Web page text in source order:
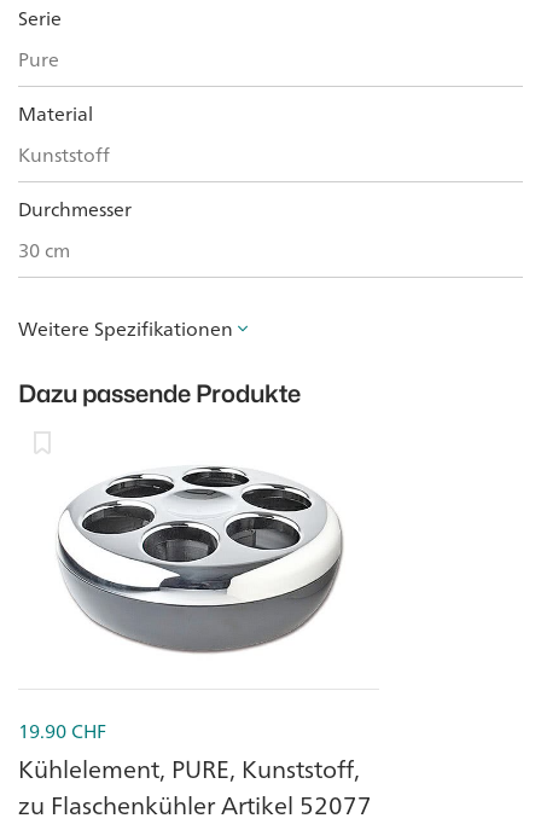
Serie
Pure
Material
Kunststoff
Durchmesser
30 cm
Weitere Spezifikationen
Dazu passende Produkte
19.90CHF
Kühlelement, PURE, Kunststoff,
zu Flaschenkühler Artikel 52077